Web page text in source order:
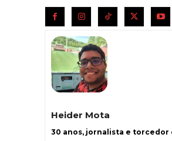
Heider Mota
30 anos, jornalista e torcedor